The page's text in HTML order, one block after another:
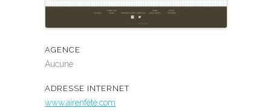
AGENCE
Aucune
ADRESSE INTERNET
www.airenfete.com